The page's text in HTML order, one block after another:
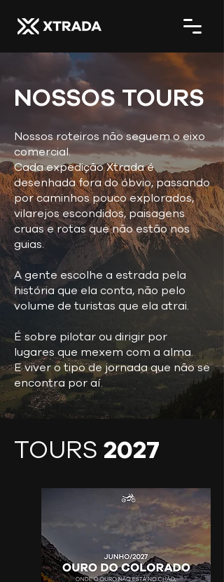
NOSSOS TOURS
Nossos roteiros não seguem o eixo
comercial.
Cada expedição Xtrada é
desenhada fora do óbvio, passando
por caminhos pouco explorados,
vilarejos escondidos, paisagens
cruas e rotas que não estão nos
guias.
A gente escolhe a estrada pela
história que ela conta, não pelo
volume de turistas que ela atrai.
É sobre pilotar ou dirigir por
lugares que mexem com a alma.
E viver o tipo de jornada que não se
encontra por aí.
TOURS 2027